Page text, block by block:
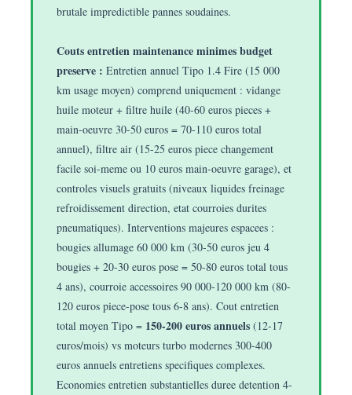
brutale impredictible pannes soudaines.
Couts entretien maintenance minimes budget
preserve : Entretien annuel Tipo 1.4 Fire (15 000
km usage moyen) comprend uniquement : vidange
huile moteur + filtre huile (40-60 euros pieces +
main-oeuvre 30-50 euros = 70-110 euros total
annuel), filtre air (15-25 euros piece changement
facile soi-meme ou 10 euros main-oeuvre garage), et
controles visuels gratuits (niveaux liquides freinage
refroidissement direction, etat courroies durites
pneumatiques). Interventions majeures espacees :
bougies allumage 60 000 km (30-50 euros jeu 4
bougies + 20-30 euros pose = 50-80 euros total tous
4 ans), courroie accessoires 90 000-120 000 km (80-
120 euros piece-pose tous 6-8 ans). Cout entretien
total moyen Tipo = 150-200 euros annuels (12-17
euros/mois) vs moteurs turbo modernes 300-400
euros annuels entretiens specifiques complexes.
Economies entretien substantielles duree detention 4-